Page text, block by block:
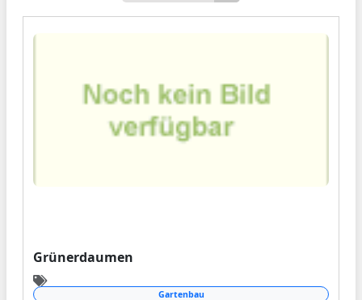
Grünerdaumen
Gartenbau